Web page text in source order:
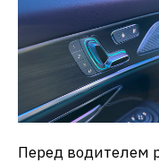
Перед водителем